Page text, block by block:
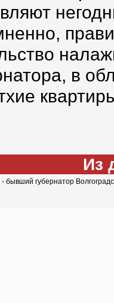
в
Из
- бывший губернатор